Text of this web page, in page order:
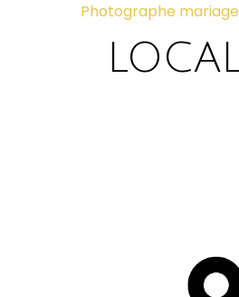
Photographe mariage